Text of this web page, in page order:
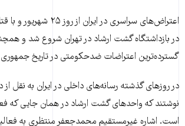
اعتراض‌های سراسری در ایران
در بازداشتگاه گشت ارشاد در تهران شروع شد و
گسترده‌ترین اعتراضات ضدحکومتی در تاریخ
در روزهای گذشته رسانه‌های داخلی در ایران به نقل
نوشتند که واحدهای گشت ارشاد در همان جایی که
است. اشاره غیرمستقیم محمدجعفر منتظری به